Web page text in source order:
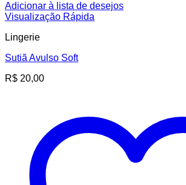
Adicionar à lista de desejos
Visualização Rápida
Lingerie
Sutiã Avulso Soft
R$ 20,00